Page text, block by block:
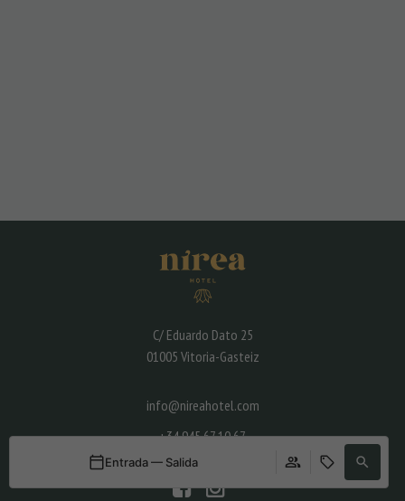
C/ Eduardo Dato 25
01005 Vitoria-Gasteiz
info@nireahotel.com
+34 945 67 10 67
Entrada — Salida